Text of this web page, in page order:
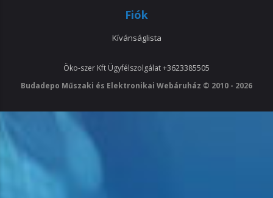
Fiók
Kívánságlista
Öko-szer Kft Ügyfélszolgálat+3623385505
Budadepo Műszaki és Elektronikai Webáruház © 2010 - 2026